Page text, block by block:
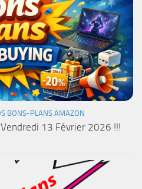
BONS-PLANS AMAZON
13 Février 2026 !!!